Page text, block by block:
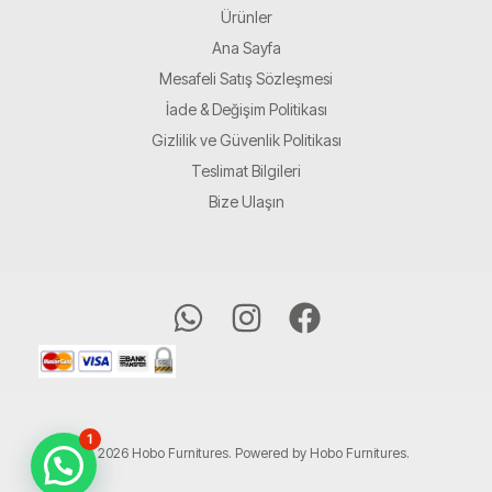
Ürünler
Ana Sayfa
Mesafeli Satış Sözleşmesi
İade & Değişim Politikası
Gizlilik ve Güvenlik Politikası
Teslimat Bilgileri
Bize Ulaşın
© 2026 Hobo Furnitures. Powered by Hobo Furnitures.
1